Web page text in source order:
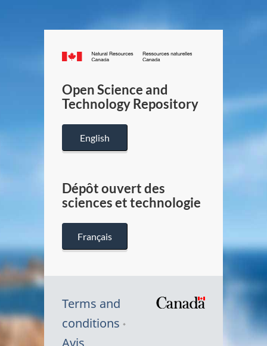
Canada.ca
/
Canada
Open Science and
Technology Repository
English
Dépôt ouvert des
sciences et technologie
Français
Terms and
conditions
Avis
Symbole